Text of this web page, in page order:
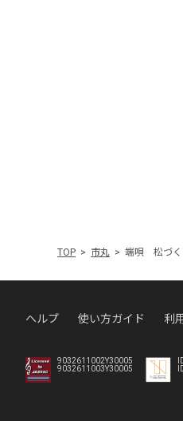
TOP 市丸 端唄 松づく
ヘルプ 使い方ガイド 利
9032611002Y30005
9032611003Y30005